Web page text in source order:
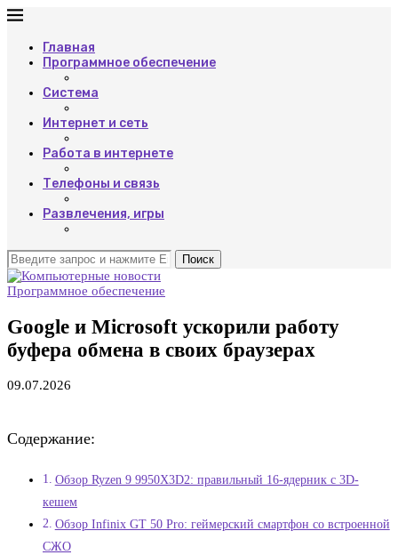
Главная
Программное обеспечение
Система
Интернет и сеть
Работа в интернете
Телефоны и связь
Развлечения, игры
Поиск
Программное обеспечение
Google и Microsoft ускорили работу
буфера обмена в своих браузерах
09.07.2026
Содержание:
Обзор Ryzen 9 9950X3D2: правильный 16-ядерник с 3D-
кешем
Обзор Infinix GT 50 Pro: геймерский смартфон со встроенной
СЖО